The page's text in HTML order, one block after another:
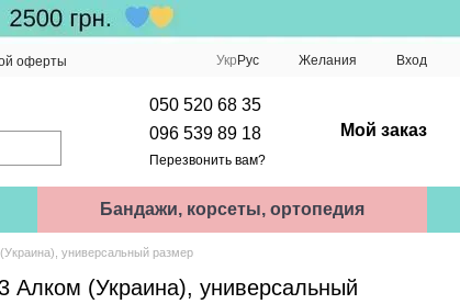
оферты
Укр Рус Желания Вход
050 520 68 35
096 539 89 18
Перезвонить вам?
Мой заказ
Бандажи, корсеты, ортопедия
универсальный размер
Алком (Украина), универсальный